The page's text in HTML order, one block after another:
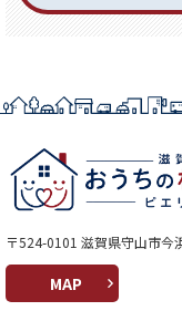
〒524-0101 滋賀県守山市今
MAP